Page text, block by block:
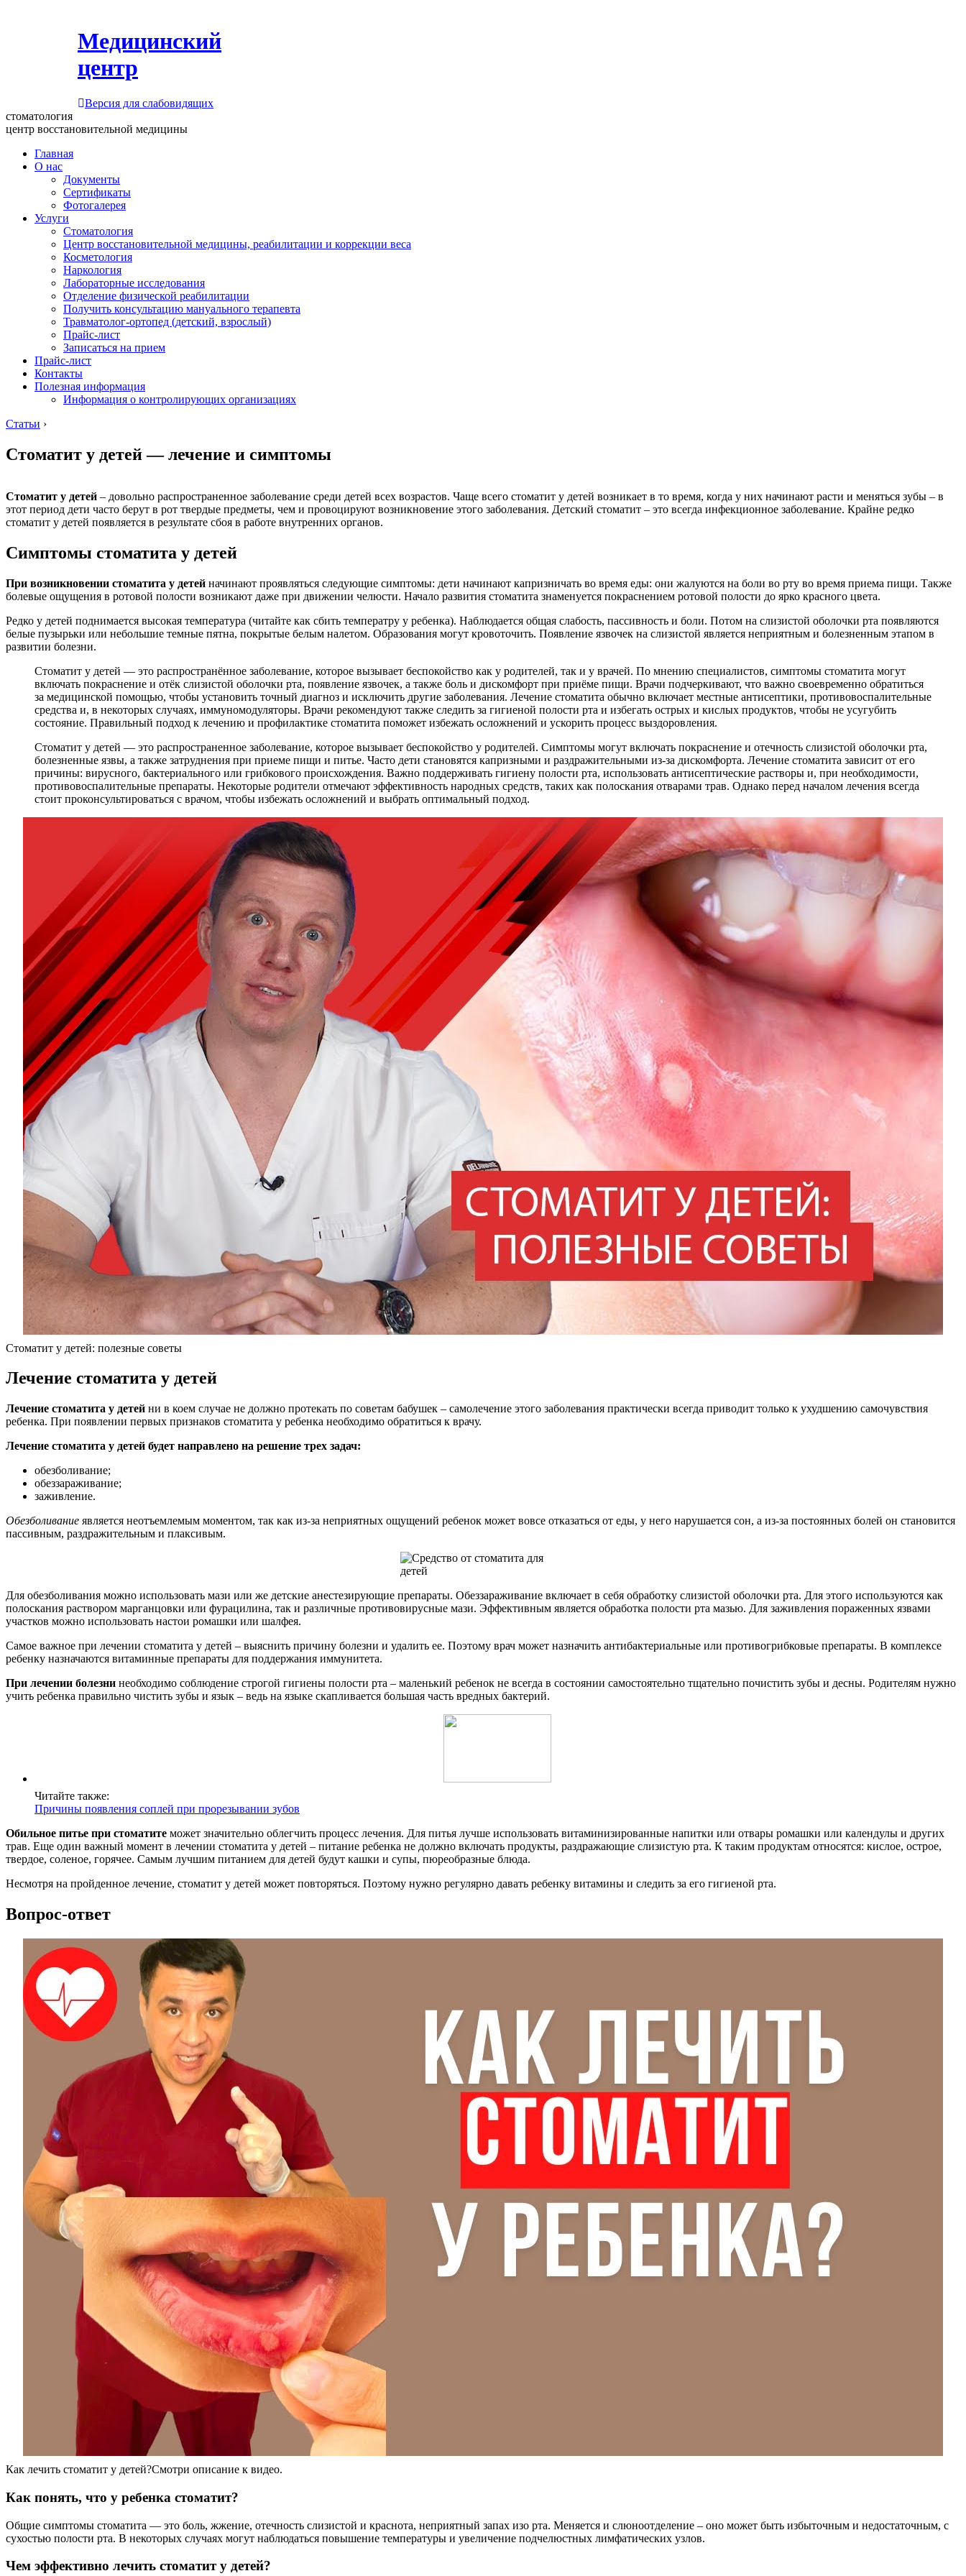
Медицинский
центр
Версия для слабовидящих
стоматология
центр восстановительной медицины
Главная
О нас
Документы
Сертификаты
Фотогалерея
Услуги
Стоматология
Центр восстановительной медицины, реабилитации и коррекции веса
Косметология
Наркология
Лабораторные исследования
Отделение физической реабилитации
Получить консультацию мануального терапевта
Травматолог-ортопед (детский, взрослый)
Прайс-лист
Записаться на прием
Прайс-лист
Контакты
Полезная информация
Информация о контролирующих организациях
Статьи ›
Стоматит у детей — лечение и симптомы
Стоматит у детей – довольно распространенное заболевание среди детей всех возрастов. Чаще всего стоматит у детей возникает в то время, когда у них начинают расти и меняться зубы – в
этот период дети часто берут в рот твердые предметы, чем и провоцируют возникновение этого заболевания. Детский стоматит – это всегда инфекционное заболевание. Крайне редко
стоматит у детей появляется в результате сбоя в работе внутренних органов.
Симптомы стоматита у детей
При возникновении стоматита у детей начинают проявляться следующие симптомы: дети начинают капризничать во время еды: они жалуются на боли во рту во время приема пищи. Также
болевые ощущения в ротовой полости возникают даже при движении челюсти. Начало развития стоматита знаменуется покраснением ротовой полости до ярко красного цвета.
Редко у детей поднимается высокая температура (читайте как сбить температру у ребенка). Наблюдается общая слабость, пассивность и боли. Потом на слизистой оболочки рта появляются
белые пузырьки или небольшие темные пятна, покрытые белым налетом. Образования могут кровоточить. Появление язвочек на слизистой является неприятным и болезненным этапом в
развитии болезни.
Стоматит у детей — это распространённое заболевание, которое вызывает беспокойство как у родителей, так и у врачей. По мнению специалистов, симптомы стоматита могут
включать покраснение и отёк слизистой оболочки рта, появление язвочек, а также боль и дискомфорт при приёме пищи. Врачи подчеркивают, что важно своевременно обратиться
за медицинской помощью, чтобы установить точный диагноз и исключить другие заболевания. Лечение стоматита обычно включает местные антисептики, противовоспалительные
средства и, в некоторых случаях, иммуномодуляторы. Врачи рекомендуют также следить за гигиеной полости рта и избегать острых и кислых продуктов, чтобы не усугубить
состояние. Правильный подход к лечению и профилактике стоматита поможет избежать осложнений и ускорить процесс выздоровления.
Стоматит у детей — это распространенное заболевание, которое вызывает беспокойство у родителей. Симптомы могут включать покраснение и отечность слизистой оболочки рта,
болезненные язвы, а также затруднения при приеме пищи и питье. Часто дети становятся капризными и раздражительными из-за дискомфорта. Лечение стоматита зависит от его
причины: вирусного, бактериального или грибкового происхождения. Важно поддерживать гигиену полости рта, использовать антисептические растворы и, при необходимости,
противовоспалительные препараты. Некоторые родители отмечают эффективность народных средств, таких как полоскания отварами трав. Однако перед началом лечения всегда
стоит проконсультироваться с врачом, чтобы избежать осложнений и выбрать оптимальный подход.
Стоматит у детей: полезные советы
Лечение стоматита у детей
Лечение стоматита у детей ни в коем случае не должно протекать по советам бабушек – самолечение этого заболевания практически всегда приводит только к ухудшению самочувствия
ребенка. При появлении первых признаков стоматита у ребенка необходимо обратиться к врачу.
Лечение стоматита у детей будет направлено на решение трех задач:
обезболивание;
обеззараживание;
заживление.
Обезболивание является неотъемлемым моментом, так как из-за неприятных ощущений ребенок может вовсе отказаться от еды, у него нарушается сон, а из-за постоянных болей он становится
пассивным, раздражительным и плаксивым.
Для обезболивания можно использовать мази или же детские анестезирующие препараты. Обеззараживание включает в себя обработку слизистой оболочки рта. Для этого используются как
полоскания раствором марганцовки или фурацилина, так и различные противовирусные мази. Эффективным является обработка полости рта мазью. Для заживления пораженных язвами
участков можно использовать настои ромашки или шалфея.
Самое важное при лечении стоматита у детей – выяснить причину болезни и удалить ее. Поэтому врач может назначить антибактериальные или противогрибковые препараты. В комплексе
ребенку назначаются витаминные препараты для поддержания иммунитета.
При лечении болезни необходимо соблюдение строгой гигиены полости рта – маленький ребенок не всегда в состоянии самостоятельно тщательно почистить зубы и десны. Родителям нужно
учить ребенка правильно чистить зубы и язык – ведь на языке скапливается большая часть вредных бактерий.
Читайте также:
Причины появления соплей при прорезывании зубов
Обильное питье при стоматите может значительно облегчить процесс лечения. Для питья лучше использовать витаминизированные напитки или отвары ромашки или календулы и других
трав. Еще один важный момент в лечении стоматита у детей – питание ребенка не должно включать продукты, раздражающие слизистую рта. К таким продуктам относятся: кислое, острое,
твердое, соленое, горячее. Самым лучшим питанием для детей будут кашки и супы, пюреобразные блюда.
Несмотря на пройденное лечение, стоматит у детей может повторяться. Поэтому нужно регулярно давать ребенку витамины и следить за его гигиеной рта.
Вопрос-ответ
Как лечить стоматит у детей?Смотри описание к видео.
Как понять, что у ребенка стоматит?
Общие симптомы стоматита — это боль, жжение, отечность слизистой и краснота, неприятный запах изо рта. Меняется и слюноотделение – оно может быть избыточным и недостаточным, с
сухостью полости рта. В некоторых случаях могут наблюдаться повышение температуры и увеличение подчелюстных лимфатических узлов.
Чем эффективно лечить стоматит у детей?